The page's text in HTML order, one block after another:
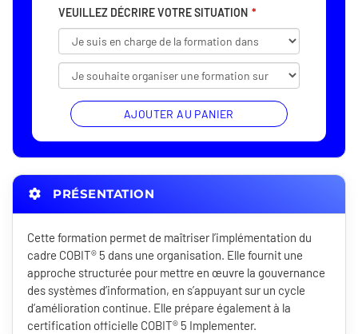
VEUILLEZ DÉCRIRE VOTRE SITUATION
AJOUTER AU PANIER
PRÉSENTATION
Cette formation permet de maîtriser l’implémentation du
cadre COBIT® 5 dans une organisation. Elle fournit une
approche structurée pour mettre en œuvre la gouvernance
des systèmes d’information, en s’appuyant sur un cycle
d’amélioration continue. Elle prépare également à la
certification officielle COBIT® 5 Implementer.